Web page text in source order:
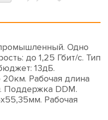
Одно
до 1,25 Гбит/c. Тип
13дБ.
Рабочая длина
Поддержка DDM.
Рабочая